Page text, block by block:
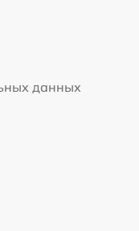
данных